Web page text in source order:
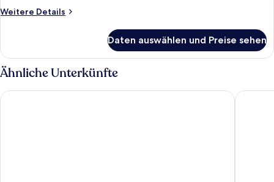
Weitere Details
Weitere
Seeblick
Daten auswählen und Preise sehen
Ähnliche Unterkünfte
Hotel Colombo Hilton